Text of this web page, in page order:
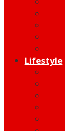
Lifestyle